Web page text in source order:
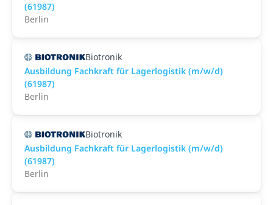
(61987)
Berlin
Biotronik
Ausbildung Fachkraft für Lagerlogistik (m/w/d)
(61987)
Berlin
Biotronik
Ausbildung Fachkraft für Lagerlogistik (m/w/d)
(61987)
Berlin